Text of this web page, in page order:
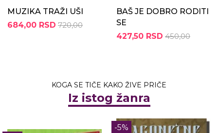
MUZIKA TRAŽI UŠI
684,00 RSD 720,00
BAŠ JE DOBRO RODITI
SE
427,50 RSD 450,00
KOGA SE TIČE KAKO ŽIVE PRIČE
Iz istog žanra
-5%